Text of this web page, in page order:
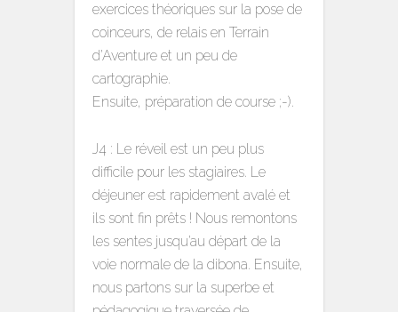
exercices théoriques sur la pose de
coinceurs, de relais en Terrain
d’Aventure et un peu de
cartographie.
Ensuite, préparation de course ;-).
J4 : Le réveil est un peu plus
difficile pour les stagiaires. Le
déjeuner est rapidement avalé et
ils sont fin prêts ! Nous remontons
les sentes jusqu’au départ de la
voie normale de la dibona. Ensuite,
nous partons sur la superbe et